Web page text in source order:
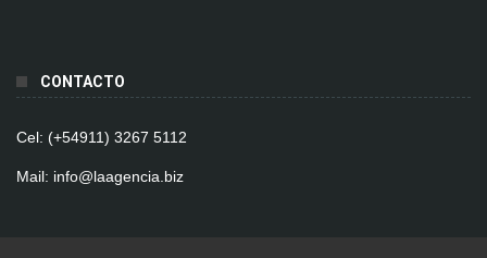
CONTACTO
Cel: (+54911) 3267 5112
Mail: info@laagencia.biz